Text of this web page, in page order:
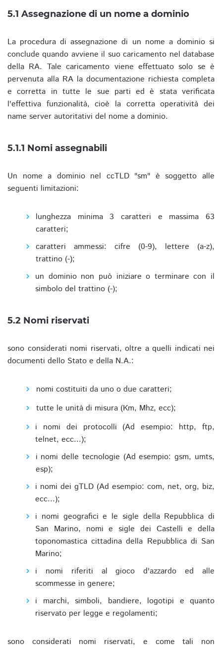
5.1 Assegnazione di un nome a dominio
La procedura di assegnazione di un nome a dominio si
conclude quando avviene il suo caricamento nel database
della RA. Tale caricamento viene effettuato solo se è
pervenuta alla RA la documentazione richiesta completa
e corretta in tutte le sue parti ed è stata verificata
l'effettiva funzionalità, cioè la corretta operatività dei
name server autoritativi del nome a dominio.
5.1.1 Nomi assegnabili
Un nome a dominio nel ccTLD "sm" è soggetto alle
seguenti limitazioni:
lunghezza minima 3 caratteri e massima 63
caratteri;
caratteri ammessi: cifre (0-9), lettere (a-z),
trattino (-);
un dominio non può iniziare o terminare con il
simbolo del trattino (-);
5.2 Nomi riservati
sono considerati nomi riservati, oltre a quelli indicati nei
documenti dello Stato e della N.A.:
nomi costituiti da uno o due caratteri;
tutte le unità di misura (Km, Mhz, ecc);
i nomi dei protocolli (Ad esempio: http, ftp,
telnet, ecc...);
i nomi delle tecnologie (Ad esempio: gsm, umts,
esp);
i nomi dei gTLD (Ad esempio: com, net, org, biz,
ecc...);
i nomi geografici e le sigle della Repubblica di
San Marino, nomi e sigle dei Castelli e della
toponomastica cittadina della Repubblica di San
Marino;
i nomi riferiti al gioco d'azzardo ed alle
scommesse in genere;
i marchi, simboli, bandiere, logotipi e quanto
riservato per legge e regolamenti;
sono considerati nomi riservati, e come tali non